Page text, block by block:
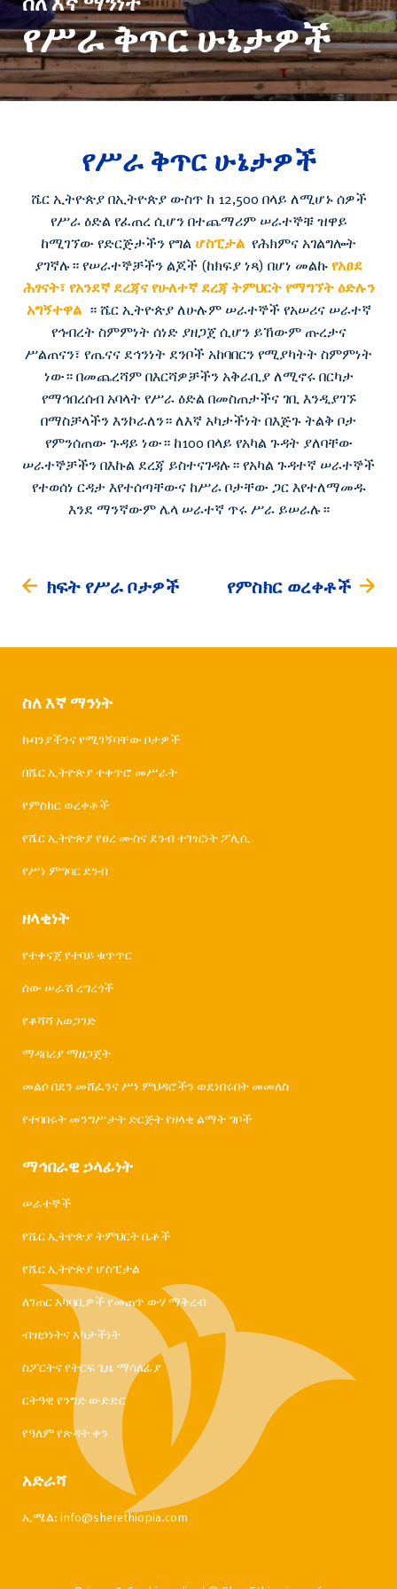
የሥራ ቅጥር ሁኔታዎች
የሥራ ቅጥር ሁኔታዎች
ሼር ኢትዮጵያ በኢትዮጵያ ውስጥ ከ 12,500 በላይ ለሚሆኑ ሰዎች
የሥራ ዕድል የፈጠረ ሲሆን በተጨማሪም ሠራተኞቹ ዝዋይ
ከሚገኘው የድርጅታችን የግል ሆስፒታል የሕክምና አገልግሎት
ያገኛሉ። የሠራተኞቻችን ልጆች (ከክፍያ ነጻ) በሆነ መልኩየአፀደ
ሕፃናት፣ የአንደኛ ደረጃና የሁለተኛ ደረጃ ትምህርት የማግኘት ዕድሉን
አግኝተዋል ። ሼር ኢትዮጵያ ለሁሉም ሠራተኞች የአሠሪና ሠራተኛ
የኅብረት ስምምነት ሰነድ ያዘጋጀ ሲሆን ይኸውም ጡረታና
ሥልጠናን፣ የጤናና ደኅንነት ደንቦች አከባበርን የሚያካትት ስምምነት
ነው። በመጨረሻም በእርሻዎቻችን አቅራቢያ ለሚኖሩ በርካታ
የማኅበረሰብ አባላት የሥራ ዕድል በመስጠታችና ገቢ እንዲያገኙ
በማስቻላችን እንኮራለን። ለእኛ አካታችነት በእጅጉ ትልቅ ቦታ
የምንሰጠው ጉዳይ ነው። ከ100 በላይ የአካል ጉዳት ያለባቸው
ሠራተኞቻችን በእኩል ደረጃ ይስተናገዳሉ። የአካል ጉዳተኛ ሠራተኞች
የተወሰነ ርዳታ እየተሰጣቸውና ከሥራ ቦታቸው ጋር እየተለማመዱ
እንደ ማንኛውም ሌላ ሠራተኛ ጥሩ ሥራ ይሠራሉ።
ክፍት የሥራ ቦታዎች የምስክር ወረቀቶች
ስለ እኛ ማንነት
ኩባንያችንና የሚገኝባቸው ቦታዎች
በሼር ኢትዮጵያ ተቀጥሮ መሥራት
የምስክር ወረቀቶች
የሼር ኢትዮጵያ የፀረ ሙስና ደንብ ተገዢነት ፖሊሲ
የሥነ ምግባር ደንብ
ዘላቂነት
የተቀናጀ የተባይ ቁጥጥር
ሰው ሠራሽ ረግረጎች
የቆሻሻ አወጋገድ
ማዳበሪያ ማዘጋጀት
መልሶ በደን መሸፈንና ሥነ ምህዳሮችን ወደነበሩበት መመለስ
የተባበሩት መንግሥታት ድርጅት የዘላቂ ልማት ግቦች
ማኅበራዊ ኃላፊነት
ሠራተኞች
የሼር ኢትዮጵያ ትምህርት ቤቶች
የሼር ኢትዮጵያ ሆስፒታል
ለገጠር አካባቢዎች የመጠጥ ውሃ ማቅረብ
ብዝኃነትና አካታችነት
ስፖርትና የትርፍ ጊዜ ማሳለፊያ
ርትዓዊ የንግድ ውድድር
የዓለም የጽዳት ቀን
አድራሻ
ኢሜል:info@sherethiopia.com